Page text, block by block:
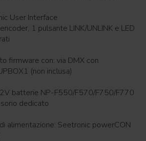
Graphic User Interface
con: via DMX con
(non inclusa)
batterie NP-F550/F570/F750/F770
dedicato
Seetronic powerCON